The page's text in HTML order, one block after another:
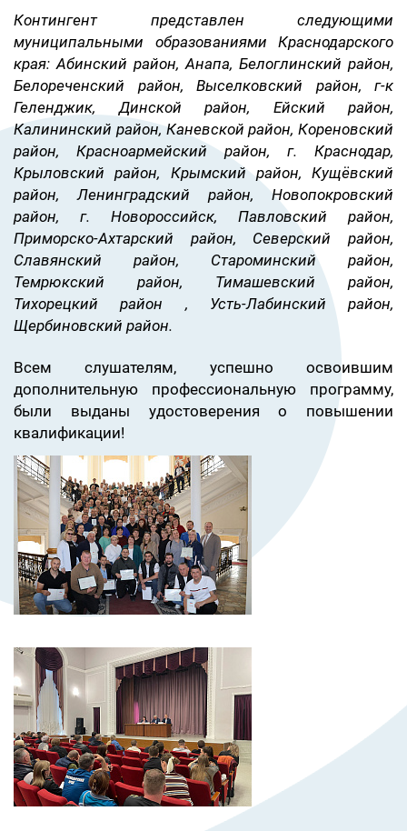
Контингент представлен следующими
муниципальными образованиями Краснодарского
края: Абинский район, Анапа, Белоглинский район,
Белореченский район, Выселковский район, г-к
Геленджик, Динской район, Ейский район,
Калининский район, Каневской район, Кореновский
район, Красноармейский район, г. Краснодар,
Крыловский район, Крымский район, Кущёвский
район, Ленинградский район, Новопокровский
район, г. Новороссийск, Павловский район,
Приморско-Ахтарский район, Северский район,
Славянский район, Староминский район,
Темрюкский район, Тимашевский район,
Тихорецкий район , Усть-Лабинский район,
Щербиновский район.
Всем слушателям, успешно освоившим
дополнительную профессиональную программу,
были выданы удостоверения о повышении
квалификации!